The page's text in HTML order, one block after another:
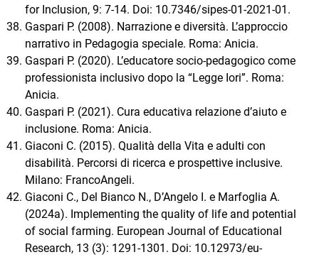
for Inclusion, 9: 7-14. Doi: 10.7346/sipes‐01‐2021‐01.
Gaspari P. (2008). Narrazione e diversità. L’approccio
narrativo in Pedagogia speciale. Roma: Anicia.
Gaspari P. (2020). L’educatore socio-pedagogico come
professionista inclusivo dopo la “Legge Iori”. Roma:
Anicia.
Gaspari P. (2021). Cura educativa relazione d’aiuto e
inclusione. Roma: Anicia.
Giaconi C. (2015). Qualità della Vita e adulti con
disabilità. Percorsi di ricerca e prospettive inclusive.
Milano: FrancoAngeli.
Giaconi C., Del Bianco N., D’Angelo I. e Marfoglia A.
(2024a). Implementing the quality of life and potential
of social farming. European Journal of Educational
Research, 13 (3): 1291-1301. Doi: 10.12973/eu-